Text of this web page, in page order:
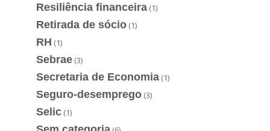
Resiliência financeira (1)
Retirada de sócio (1)
RH (1)
Sebrae (3)
Secretaria de Economia (1)
Seguro-desemprego (3)
Selic (1)